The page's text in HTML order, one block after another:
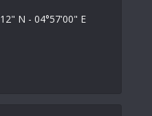
N - 04°57'00" E